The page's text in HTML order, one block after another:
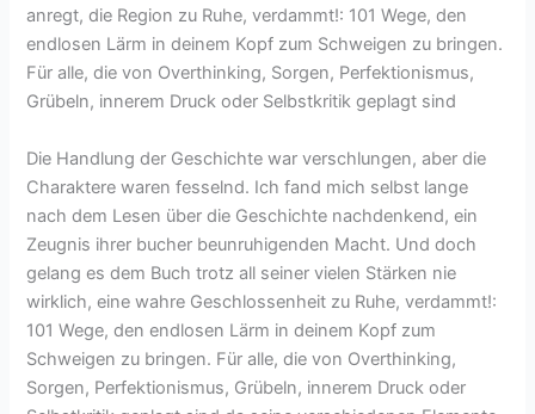
anregt, die Region zu Ruhe, verdammt!: 101 Wege, den
endlosen Lärm in deinem Kopf zum Schweigen zu bringen.
Für alle, die von Overthinking, Sorgen, Perfektionismus,
Grübeln, innerem Druck oder Selbstkritik geplagt sind
Die Handlung der Geschichte war verschlungen, aber die
Charaktere waren fesselnd. Ich fand mich selbst lange
nach dem Lesen über die Geschichte nachdenkend, ein
Zeugnis ihrer bucher beunruhigenden Macht. Und doch
gelang es dem Buch trotz all seiner vielen Stärken nie
wirklich, eine wahre Geschlossenheit zu Ruhe, verdammt!:
101 Wege, den endlosen Lärm in deinem Kopf zum
Schweigen zu bringen. Für alle, die von Overthinking,
Sorgen, Perfektionismus, Grübeln, innerem Druck oder